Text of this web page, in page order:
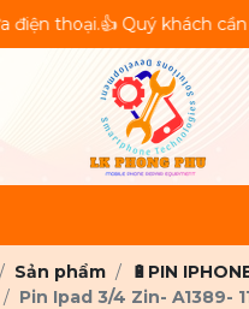
Quý khách cần tư
Sản phẩm
🔋PIN
Pin Ipad 3/4 Zin- A1389-